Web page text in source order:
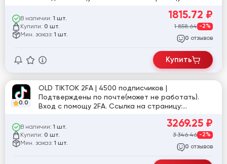
В наличии: 1 шт.
Купили: 0 шт.
Мин. заказ: 1 шт.
1815.72 ₽
1 858.64 -2%
0 отзывов
Купить
0.0
OLD TIKTOK 2FA | 4500 подписчиков |
Подтверждены по почте(может не работать).
Вход с помощу 2FA. Ссылка на страницу:
В наличии: 1 шт.
Купили: 0 шт.
Мин. заказ: 1 шт.
3269.25 ₽
3 346.46 -2%
0 отзывов